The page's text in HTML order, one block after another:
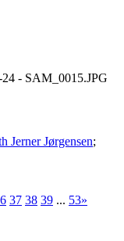
- SAM_0015.JPG
Jerner Jørgensen;
37 38 39 ... 53»